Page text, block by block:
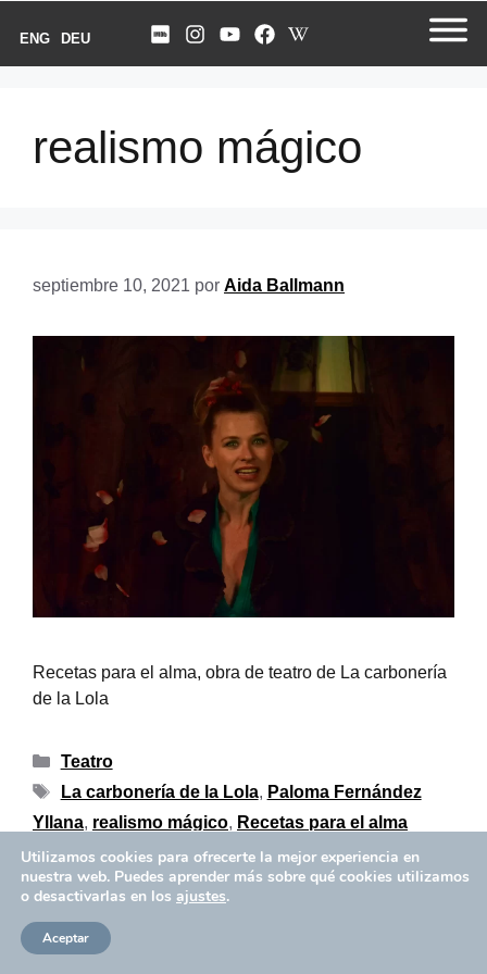
ENG DEU
realismo mágico
septiembre 10, 2021 por Aida Ballmann
Recetas para el alma, obra de teatro de La carbonería
de la Lola
Teatro
La carbonería de la Lola, Paloma Fernández
Yllana, realismo mágico, Recetas para el alma
Copyright © 2026 Aïda Ballmann
Utilizamos cookies para ofrecerte la mejor experiencia en
nuestra web. Puedes aprender más sobre qué cookies utilizamos
o desactivarlas en los ajustes.
Aceptar